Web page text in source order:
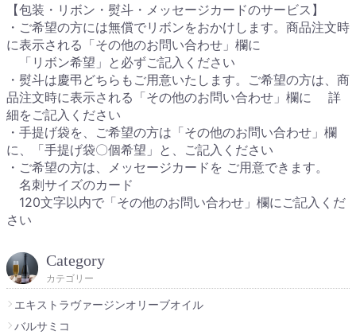
【包装・リボン・熨斗・メッセージカードのサービス】
・ご希望の方には無償でリボンをおかけします。商品注文時
に表示される「その他のお問い合わせ」欄に
「リボン希望」と必ずご記入ください
・熨斗は慶弔どちらもご用意いたします。ご希望の方は、商
品注文時に表示される「その他のお問い合わせ」欄に 詳
細をご記入ください
・手提げ袋を、ご希望の方は「その他のお問い合わせ」欄
に、「手提げ袋〇個希望」と、ご記入ください
・ご希望の方は、メッセージカードを ご用意できます。
名刺サイズのカード
120文字以内で「その他のお問い合わせ」欄にご記入くだ
さい
Category
カテゴリー
エキストラヴァージンオリーブオイル
バルサミコ